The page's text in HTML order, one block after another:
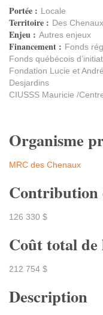
Portée : Locale
Territoire : Des Chenaux
Enjeu : Autres enjeux
Financement : Fonds
Fonds québécois
Fondation Lucie et
Desjardins
CIUSSS Mauricie /
Organisme
MRC des Chenaux
Contribution
126 330 $
Coût total
212 754 $
Description